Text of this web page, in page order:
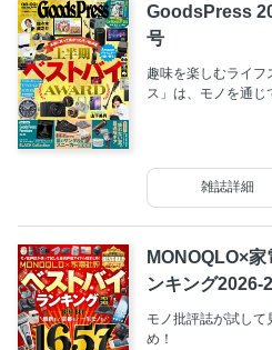
GoodsPress
号
趣味を楽しむライフ
ス」は、モノを通じ
雑誌詳細
MONOQLO×
ンキング2026-
モノ批評誌が試して
め！